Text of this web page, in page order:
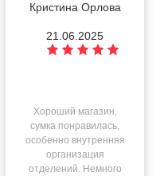
Кристина Орлова
21.06.2025
Хороший магазин,
сумка понравилась,
особенно внутренняя
организация
отделений. Немного